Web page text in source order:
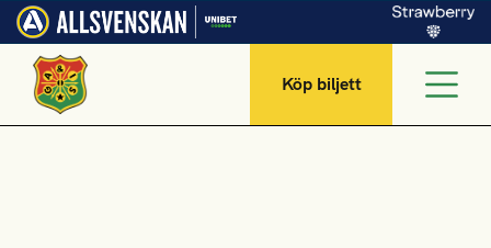
Köp biljett